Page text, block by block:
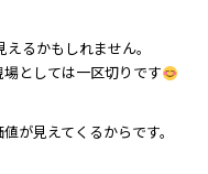
るかもしれません。
としては一区切りです
が見えてくるからです。